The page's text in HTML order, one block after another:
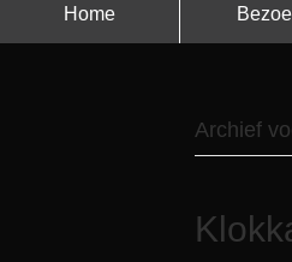
Home
Archief